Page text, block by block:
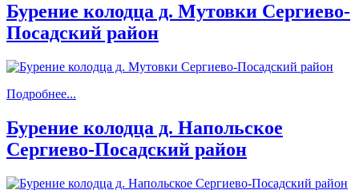
Бурение колодца д. Мутовки Сергиево-
Посадский район
Подробнее...
Бурение колодца д. Напольское
Сергиево-Посадский район